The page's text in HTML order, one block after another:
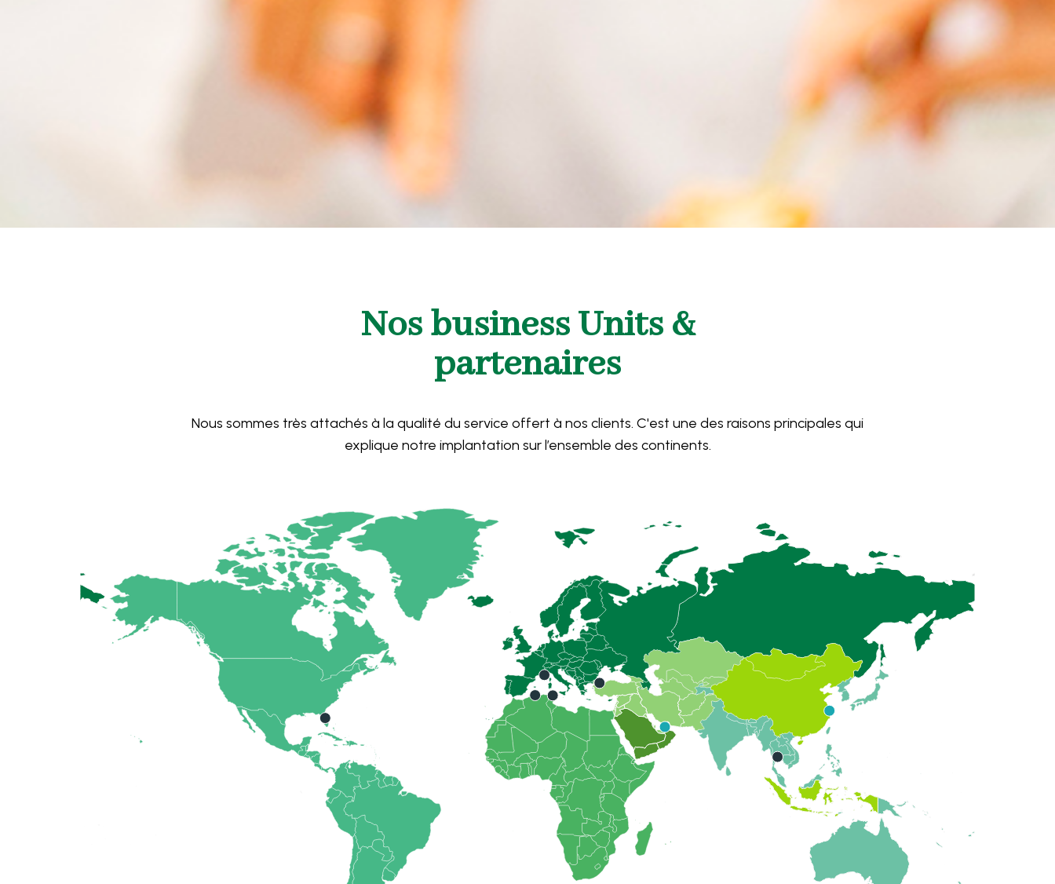
Nos business Units &
partenaires
Nous sommes très attachés à la qualité du service offert à nos clients. C'est une des raisons principales qui
explique notre implantation sur l’ensemble des continents.